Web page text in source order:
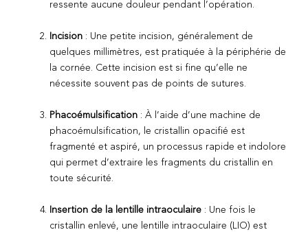
ressente aucune douleur pendant l’opération.
Incision : Une petite incision, généralement de
quelques millimètres, est pratiquée à la périphérie de
la cornée. Cette incision est si fine qu’elle ne
nécessite souvent pas de points de sutures.
Phacoémulsification : À l’aide d’une machine de
phacoémulsification, le cristallin opacifié est
fragmenté et aspiré, un processus rapide et indolore
qui permet d’extraire les fragments du cristallin en
toute sécurité.
Insertion de la lentille intraoculaire : Une fois le
cristallin enlevé, une lentille intraoculaire (LIO) est